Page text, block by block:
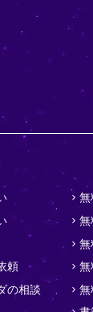
頼
の相談
無
無
無
無
無